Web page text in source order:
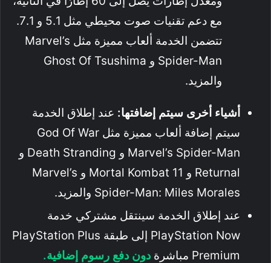
مع دعم تقنيات صوت محيطي مثل 5.1 و 7.1.
تتضمن الخدمة ألعاب مميزة مثل Marvel’s
Spider-Man و Ghost Of Tsushima
والمزيد.
أشياء أخرى سيتم إضافتها: عند إطلاق الخدمة
سيتم إضافة ألعاب مميزة مثل God Of War
Marvel’s Spider-Man و Death Stranding و
Returnal و Mortal Kombat 11 و Marvel’s
Spider-Man: Miles Morales والمزيد.
عند إطلاق الخدمة سينتقل مشتركي خدمة
PlayStation Now إلى طبقة PlayStation Plus
Premium مباشرة
دون دفع رسوم إضافية.